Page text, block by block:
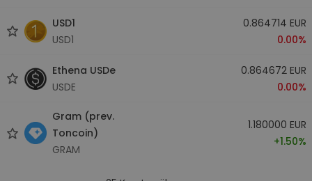
USD1
USD1
0.864714 EUR
0.00%
Ethena USDe
USDE
0.864672 EUR
0.00%
Gram (prev.
Toncoin)
GRAM
1.180000 EUR
+1.50%